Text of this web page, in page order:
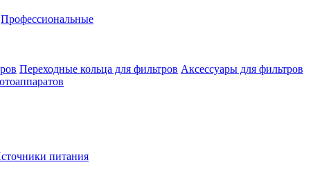
Профессиональные
Переходные кольца для фильтров Аксессуары для фильтров
питания